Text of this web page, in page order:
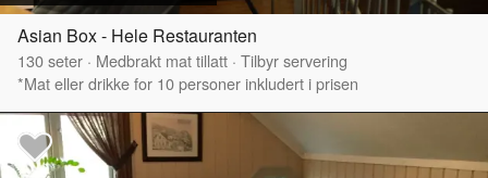
Asian Box - Hele Restauranten
130seter · Medbrakt mat tillatt · Tilbyr servering
*Mat eller drikke for 10 personer inkludert i prisen